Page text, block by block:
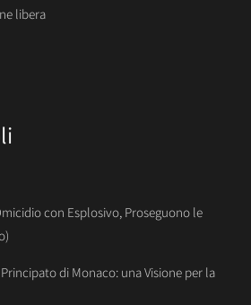
libera
con Esplosivo, Proseguono le
di Monaco: una Visione per la